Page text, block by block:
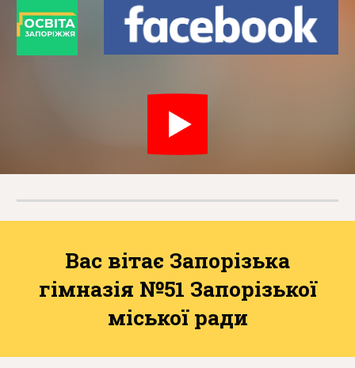
Вас вітає Запорізька
гімназія №51 Запорізької
міської ради